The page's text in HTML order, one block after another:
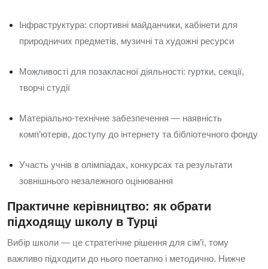
Інфраструктура: спортивні майданчики, кабінети для
природничих предметів, музичні та художні ресурси
Можливості для позакласної діяльності: гуртки, секції,
творчі студії
Матеріально-технічне забезпечення — наявність
комп’ютерів, доступу до інтернету та бібліотечного фонду
Участь учнів в олімпіадах, конкурсах та результати
зовнішнього незалежного оцінювання
Практичне керівництво: як обрати
підходящу школу в Турці
Вибір школи — це стратегічне рішення для сім’ї, тому
важливо підходити до нього поетапно і методично. Нижче